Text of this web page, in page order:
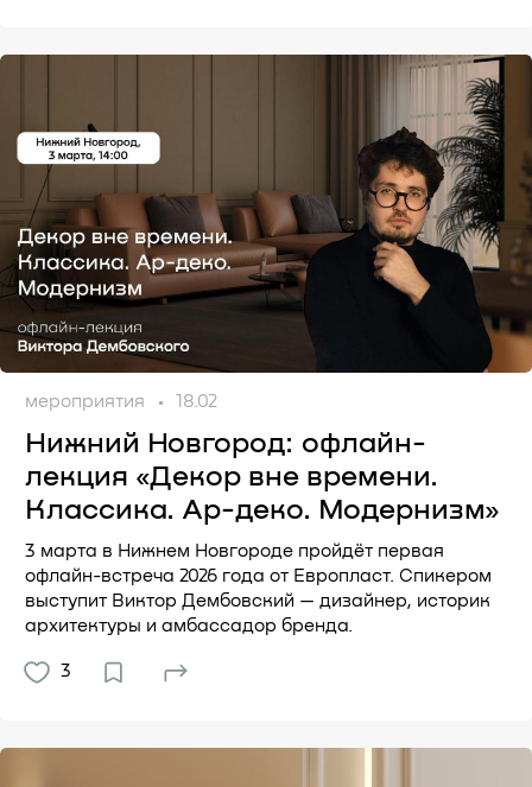
мероприятия 18.02
Нижний Новгород: офлайн-
лекция «Декор вне времени.
Классика. Ар-деко. Модернизм»
3 марта в Нижнем Новгороде пройдёт первая
офлайн-встреча 2026 года от Европласт. Спикером
выступит Виктор Дембовский — дизайнер, историк
архитектуры и амбассадор бренда.
3